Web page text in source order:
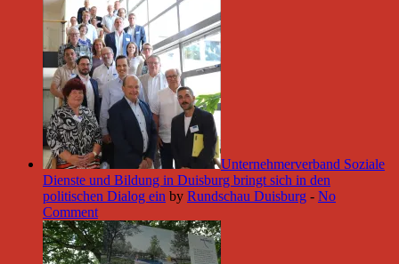
Unternehmerverband Soziale
Dienste und Bildung in Duisburg bringt sich in den
politischen Dialog ein by Rundschau Duisburg - No
Comment